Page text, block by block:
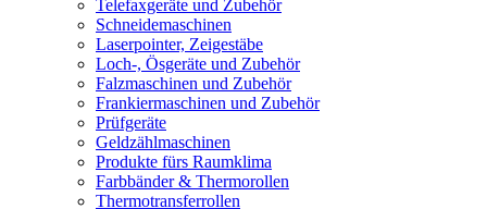
Telefaxgeräte und Zubehör
Schneidemaschinen
Laserpointer, Zeigestäbe
Loch-, Ösgeräte und Zubehör
Falzmaschinen und Zubehör
Frankiermaschinen und Zubehör
Prüfgeräte
Geldzählmaschinen
Produkte fürs Raumklima
Farbbänder & Thermorollen
Thermotransferrollen